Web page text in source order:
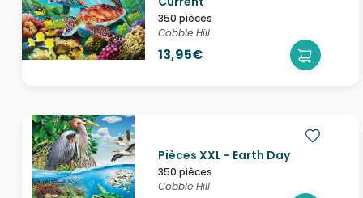
350 pièces
Cobble Hill
13,95€
Pièces XXL - Earth Day
350 pièces
Cobble Hill